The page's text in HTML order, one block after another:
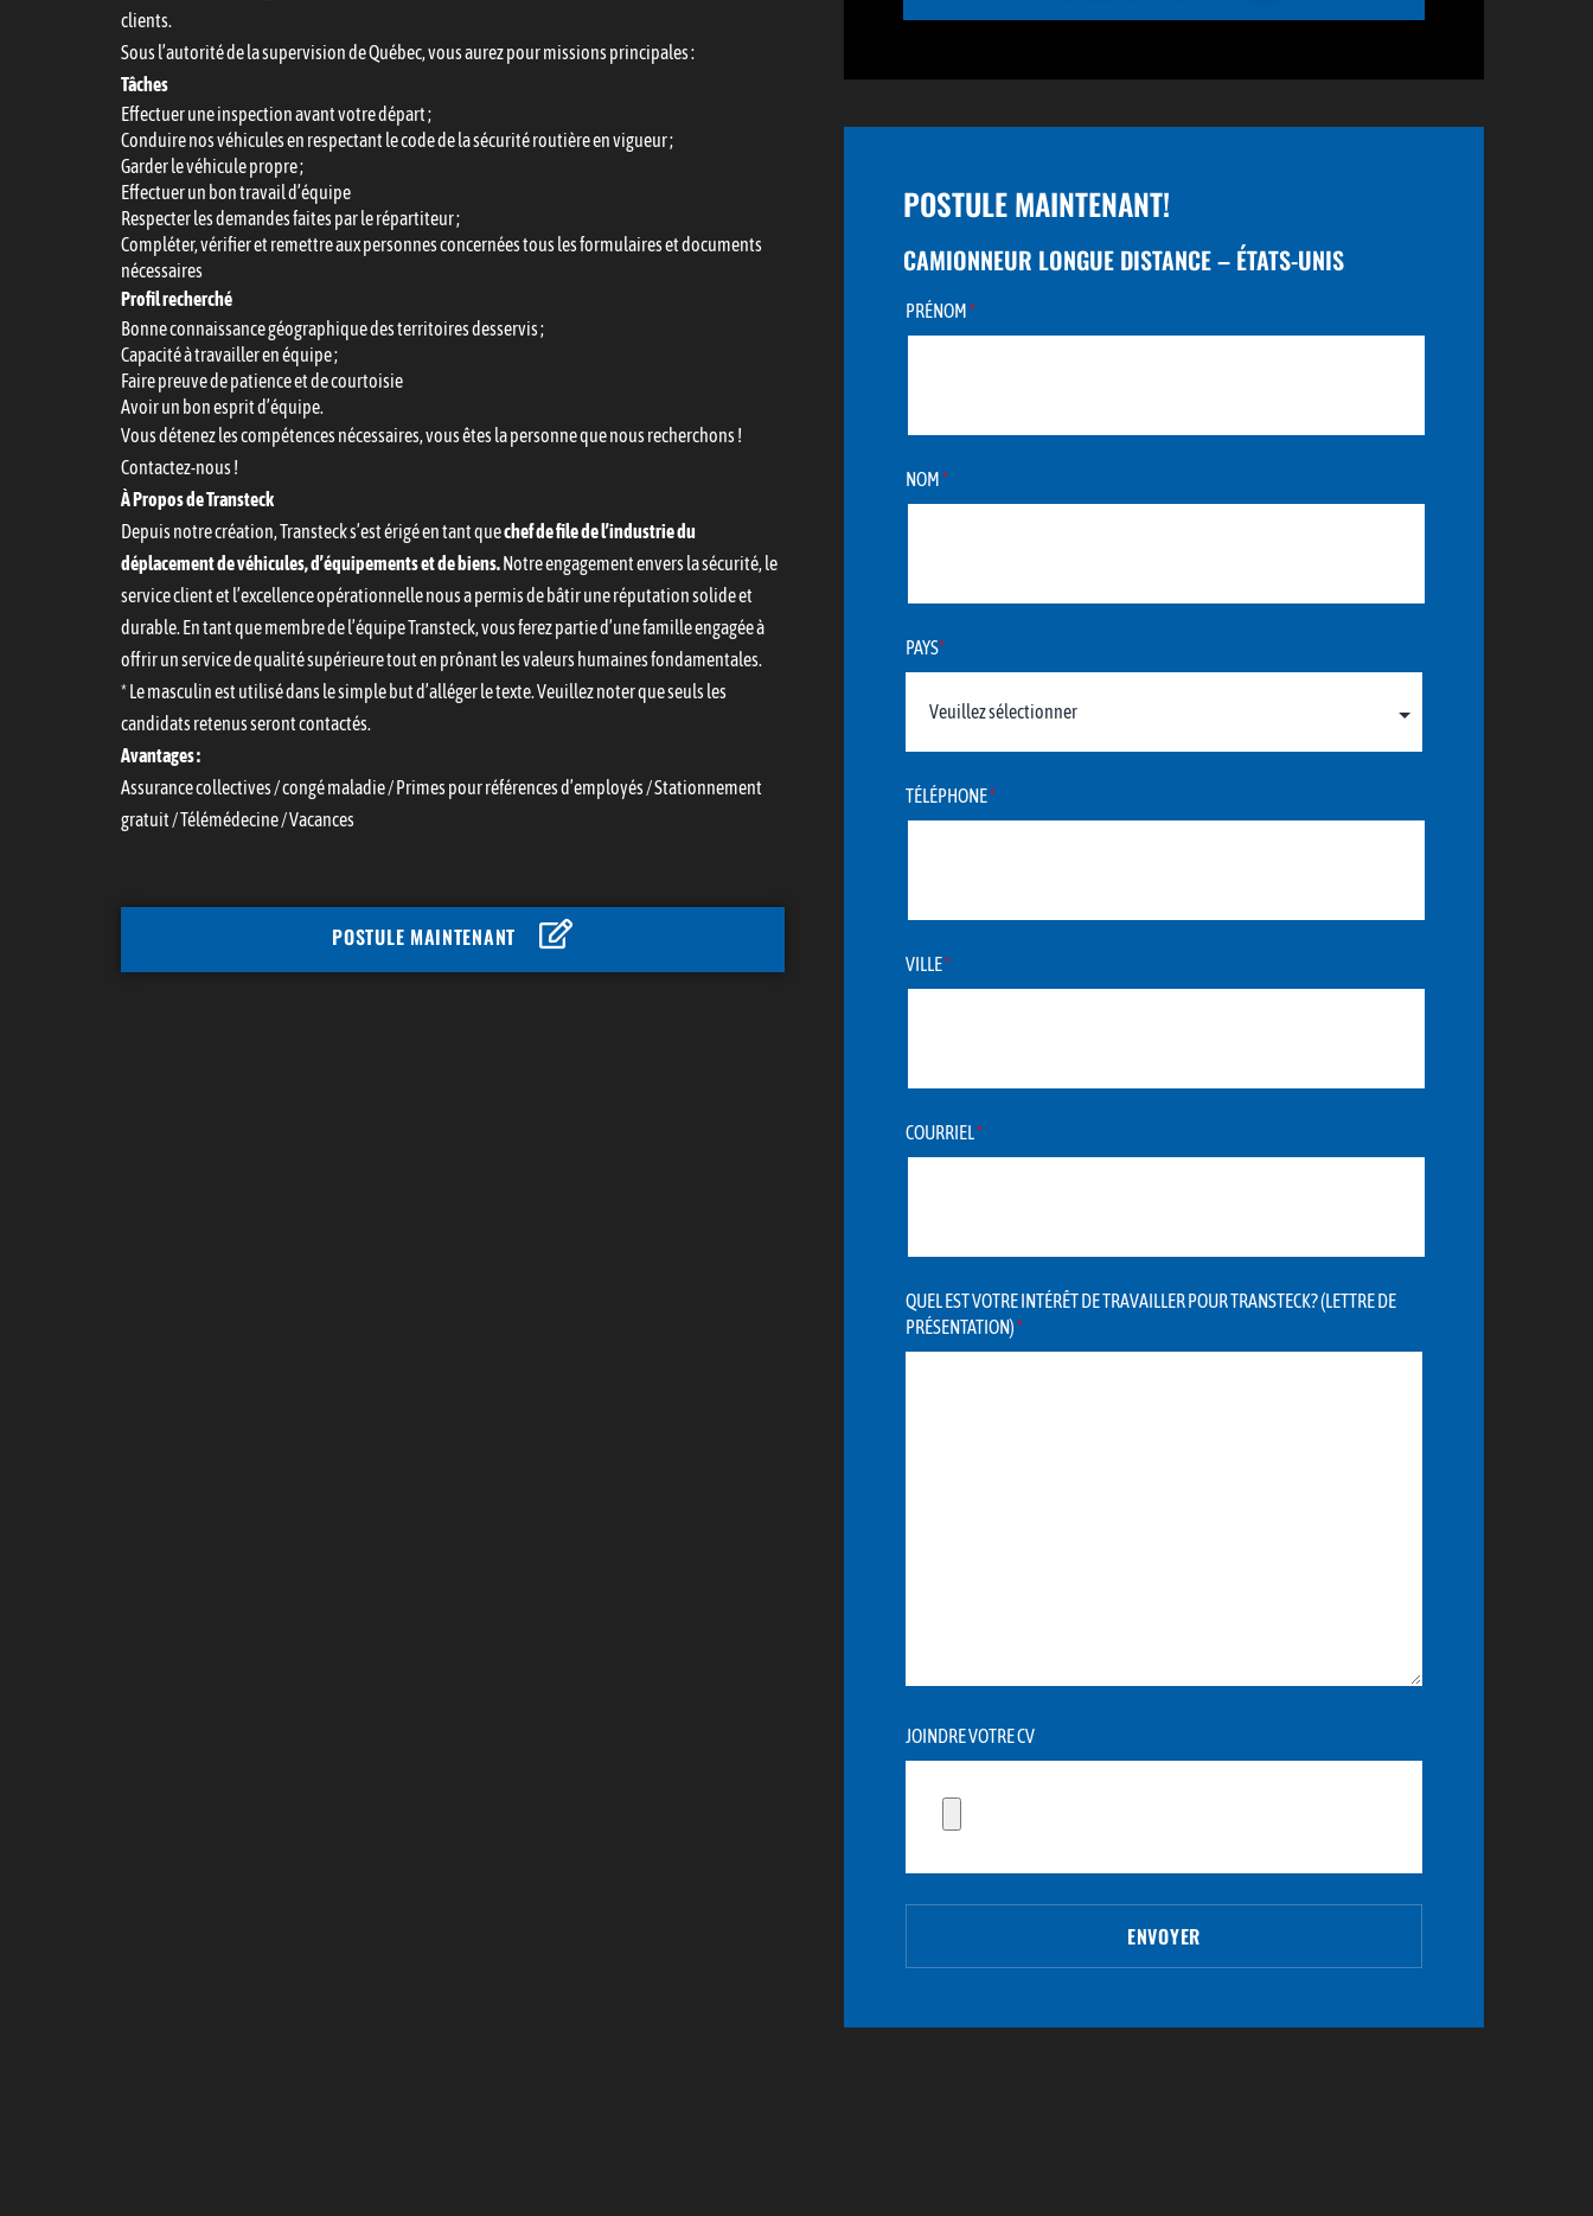
clients.
Sous l’autorité de la supervision de Québec, vous aurez pour missions principales :
Tâches
Effectuer une inspection avant votre départ ;
Conduire nos véhicules en respectant le code de la sécurité routière en vigueur ;
Garder le véhicule propre ;
Effectuer un bon travail d’équipe
Respecter les demandes faites par le répartiteur ;
Compléter, vérifier et remettre aux personnes concernées tous les formulaires et documents
nécessaires
Profil recherché
Bonne connaissance géographique des territoires desservis ;
Capacité à travailler en équipe ;
Faire preuve de patience et de courtoisie
Avoir un bon esprit d’équipe.
Vous détenez les compétences nécessaires, vous êtes la personne que nous recherchons !
Contactez-nous !
À Propos de Transteck
Depuis notre création, Transteck s’est érigé en tant quechef de file de l’industrie du
déplacement de véhicules, d’équipements et de biens.Notre engagement envers la sécurité, le
service client et l’excellence opérationnelle nous a permis de bâtir une réputation solide et
durable. En tant que membre de l’équipe Transteck, vous ferez partie d’une famille engagée à
offrir un service de qualité supérieure tout en prônant les valeurs humaines fondamentales.
* Le masculin est utilisé dans le simple but d’alléger le texte. Veuillez noter que seuls les
candidats retenus seront contactés.
Avantages :
Assurance collectives / congé maladie / Primes pour références d’employés / Stationnement
gratuit / Télémédecine / Vacances
POSTULE MAINTENANT
POSTULE MAINTENANT!
CAMIONNEUR LONGUE DISTANCE – ÉTATS-UNIS
PRÉNOM*
NOM*
PAYS*
TÉLÉPHONE*
VILLE*
COURRIEL*
QUEL EST VOTRE INTÉRÊT DE TRAVAILLER POUR TRANSTECK? (LETTRE DE
PRÉSENTATION)*
JOINDRE VOTRE CV